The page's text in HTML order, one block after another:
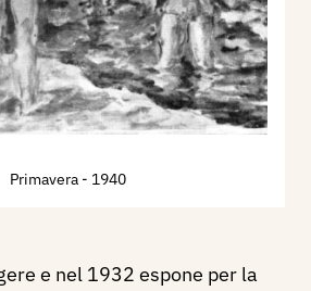
Primavera - 1940
e nel 1932 espone per la